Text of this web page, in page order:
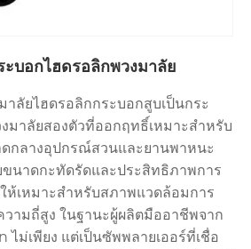
ะบอกไฮดรอลิกพวงมาลัย
าลัยไฮดรอลิกกระบอกสูบเป็นกระ
มาลัยสองตัวที่ออกฤทธิ์เหมาะสำหรับ
ดกลางอุปกรณ์สวนและยานพาหนะ
นาดกะทัดรัดและประสิทธิภาพการ
ห้เหมาะสำหรับสภาพแวดล้อมการ
วามถี่สูง ในฐานะผู้ผลิตมืออาชีพจาก
ไม่เพียง แต่เป็นซัพพลายเออร์ที่เชื่อ